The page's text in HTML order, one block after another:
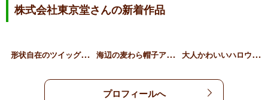
株式会社東京堂さんの新着作品
形
状自在のツイッグリース 海
辺の麦わら帽子アレンジ 大
人かわいいハロウィン猫ア…
プロフィールへ